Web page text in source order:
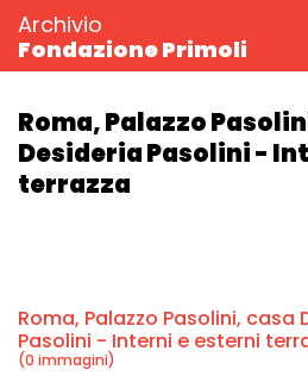
Archivio
Fondazione Primoli
Roma, Palazzo
Desideria Pasolini -
terrazza
Roma, Palazzo Pasolini, casa
Pasolini - Interni e esterni
(0 immagini)